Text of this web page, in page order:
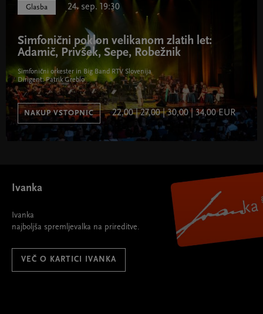
Glasba 24. sep. 19:30
Simfonični poklon velikanom zlatih let:
Adamič, Privšek, Sepe, Robežnik
Simfonični orkester in Big Band RTV Slovenija
Dirigent: Patrik Greblo
NAKUP VSTOPNIC 22,00 | 27,00 | 30,00 | 34,00 EUR
Ivanka
Ivanka
najboljša spremljevalka na prireditve.
VEČ O KARTICI IVANKA